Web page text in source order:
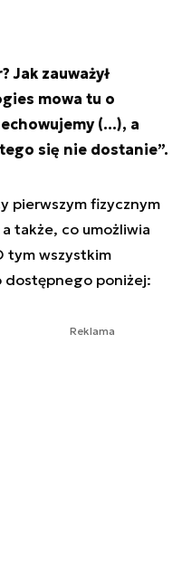
Jak zauważył
mowa tu o
(…), a
się nie dostanie”.
pierwszym fizycznym
także, co umożliwia
tym wszystkim
dostępnego poniżej:
Reklama